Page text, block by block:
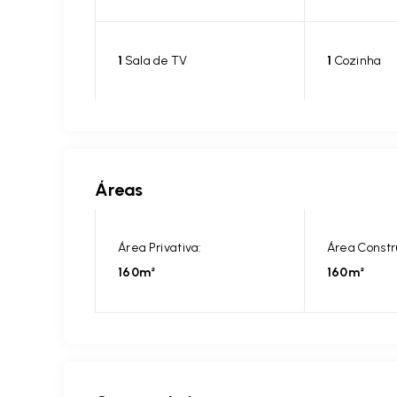
1 Sala de TV 1 Cozinha
Áreas
Área Privativa:
160m²
Área
160m²